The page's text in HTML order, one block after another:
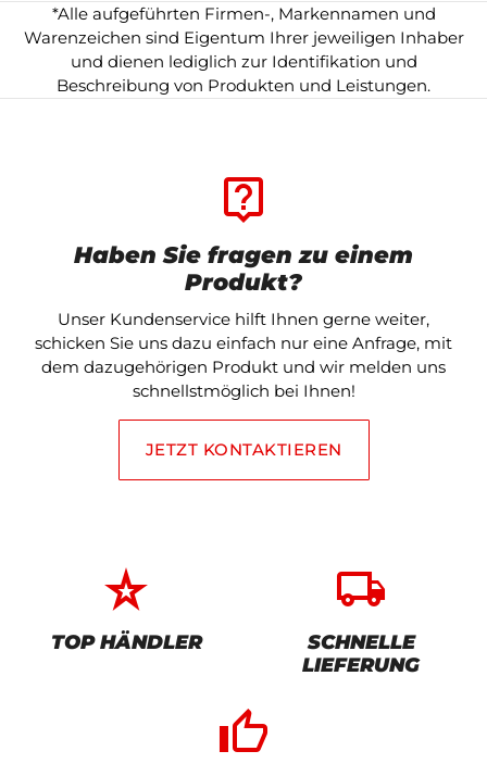
*Alle aufgeführten Firmen-, Markennamen und
Warenzeichen sind Eigentum Ihrer jeweiligen Inhaber
und dienen lediglich zur Identifikation und
Beschreibung von Produkten und Leistungen.
live_help
Haben Sie fragen zu einem
Produkt?
Unser Kundenservice hilft Ihnen gerne weiter,
schicken Sie uns dazu einfach nur eine Anfrage, mit
dem dazugehörigen Produkt und wir melden uns
schnellstmöglich bei Ihnen!
JETZT KONTAKTIEREN
star_rate
TOP HÄNDLER
local_shipping
SCHNELLE
LIEFERUNG
thumb_up_alt